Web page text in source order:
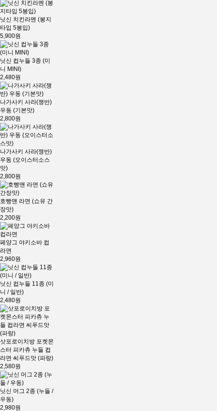
닛신 치킨라멘 (봉지
타입 5봉입)
5,900원
닛신 컵누들 3종 (미
니 MINI)
2,480원
나가사키 사라(쟁반)
우동 (기본맛)
2,800원
나가사키 사라(쟁반)
우동 (오이스터소스
맛)
2,800원
호빵맨 라면 (쇼유 간
장맛)
2,200원
페양그 야키소바 컵
라면
2,960원
닛신 컵누들 11종 (미
니 / 일반)
2,480원
삿포로이치방 포켓몬
스터 피카츄 누들 컵
라면 씨푸드맛 (파랑)
2,580원
닛신 머그 2종 (누들 /
우동)
2,980원